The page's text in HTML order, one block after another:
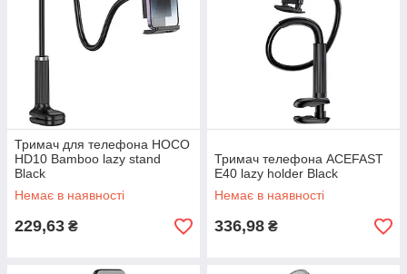
Тримач для телефона HOCO
HD10 Bamboo lazy stand
Black
Немає в наявності
229,63 ₴
Тримач телефона ACEFAST
E40 lazy holder Black
Немає в наявності
336,98 ₴